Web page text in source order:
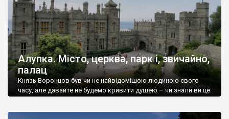
Алупка. Місто, церква, парк і, звичайно,
палац
Князь Воронцов був чи не найвідомішою людиною свого
часу, але давайте не будемо кривити душею – чи знали ви це